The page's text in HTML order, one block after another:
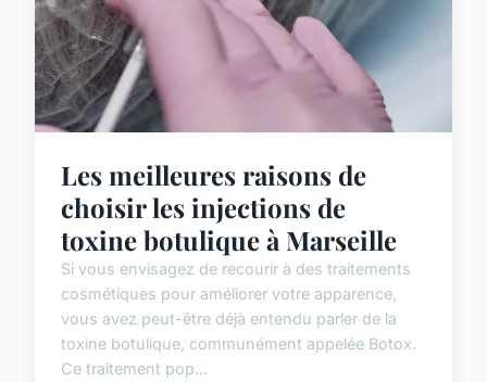
Les meilleures raisons de
choisir les injections de
toxine botulique à Marseille
Si vous envisagez de recourir à des traitements
cosmétiques pour améliorer votre apparence,
vous avez peut-être déjà entendu parler de la
toxine botulique, communément appelée Botox.
Ce traitement pop...